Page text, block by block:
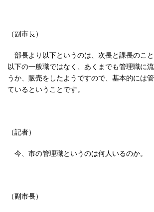
（副市長）
部長より以下というのは、次長と課長のこ
以下の一般職ではなく、あくまでも管理職に
うか、販売をしたようですので、基本的には
ているということです。
（記者）
今、市の管理職というのは何人いるのか。
（副市長）